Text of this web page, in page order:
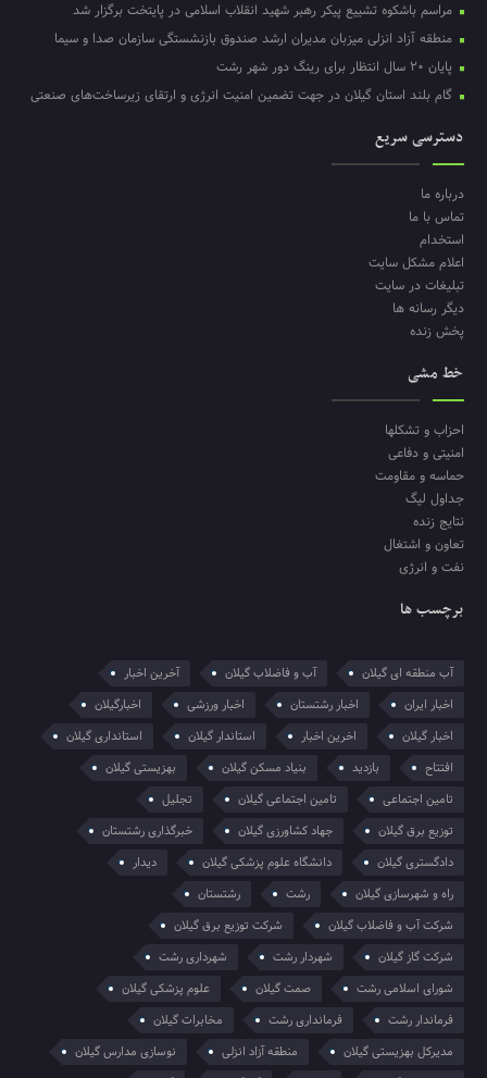
مراسم باشکوه تشییع پیکر رهبر شهید انقلاب اسلامی در پایتخت برگزار شد
منطقه آزاد انزلی میزبان مدیران ارشد صندوق بازنشستگی سازمان صدا و سیما
پایان ۲۰ سال انتظار برای رینگ دور شهر رشت
گام بلند استان گیلان در جهت تضمین امنیت انرژی و ارتقای زیرساخت‌های صنعتی
دسترسی سریع
درباره ما
تماس با ما
استخدام
اعلام مشکل سایت
تبلیغات در سایت
دیگر رسانه ها
پخش زنده
خط مشی
احزاب و تشکلها
امنیتی و دفاعی
حماسه و مقاومت
جداول لیگ
نتایج زنده
تعاون و اشتغال
نفت و انرژی
برچسب ها
آب منطقه ای گیلان آب و فاضلاب گیلان
آخرین اخبار
اخبار ایران
اخبار رشتستان اخبار ورزشی
اخبارگیلان
اخبار گیلان
اخرین اخبار استاندار گیلان
استانداری گیلان
افتتاح
بازدید بنیاد مسکن گیلان
بهزیستی گیلان
تامین اجتماعی
تامین اجتماعی گیلان
تجلیل
توزیع برق گیلان
جهاد کشاورزی گیلان
خبرگذاری رشتستان
دادگستری گیلان
دانشگاه علوم پزشکی گیلان
دیدار
راه و شهرسازی گیلان
رشت
رشتستان
شرکت آب و فاضلاب گیلان
شرکت توزیع برق گیلان
شرکت گاز گیلان
شهردار رشت
شهرداری رشت
شورای اسلامی رشت
صمت گیلان
علوم پزشکی گیلان
فرماندار رشت
فرمانداری رشت
مخابرات گیلان
مدیرکل بهزیستی گیلان
منطقه آزاد انزلی
نوسازی مدارس گیلان